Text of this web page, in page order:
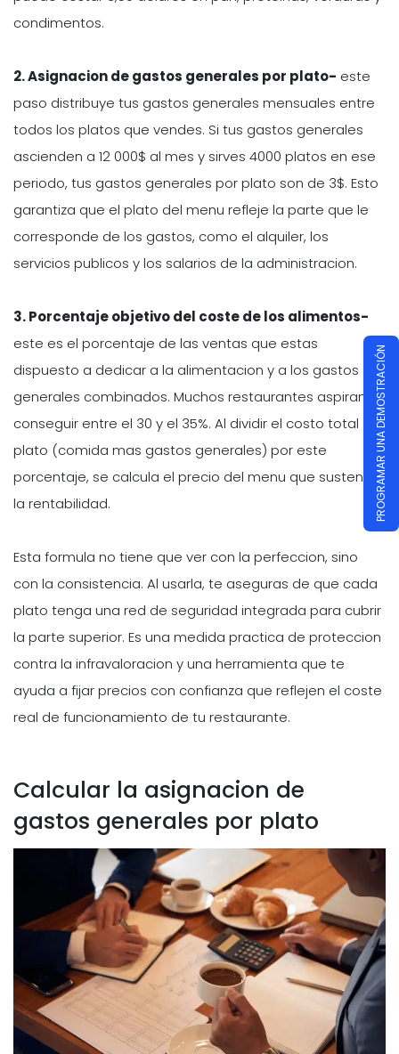
condimentos.
2. Asignacion de gastos generales por plato- este
paso distribuye tus gastos generales mensuales entre
todos los platos que vendes. Si tus gastos generales
ascienden a 12 000$ al mes y sirves 4000 platos en ese
periodo, tus gastos generales por plato son de 3$. Esto
garantiza que el plato del menu refleje la parte que le
corresponde de los gastos, como el alquiler, los
servicios publicos y los salarios de la administracion.
3. Porcentaje objetivo del coste de los alimentos-
este es el porcentaje de las ventas que estas
dispuesto a dedicar a la alimentacion y a los gastos
generales combinados. Muchos restaurantes aspiran a
conseguir entre el 30 y el 35%. Al dividir el costo total del
plato (comida mas gastos generales) por este
porcentaje, se calcula el precio del menu que sustenta
la rentabilidad.
Esta formula no tiene que ver con la perfeccion, sino
con la consistencia. Al usarla, te aseguras de que cada
plato tenga una red de seguridad integrada para cubrir
la parte superior. Es una medida practica de proteccion
contra la infravaloracion y una herramienta que te
ayuda a fijar precios con confianza que reflejen el coste
real de funcionamiento de tu restaurante.
Calcular la asignacion de
gastos generales por plato
PROGRAMAR UNA DEMOSTRACIÓN